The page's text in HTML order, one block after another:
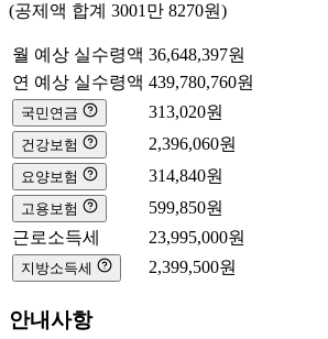
(공제액 합계 3001만 8270원)
월 예상 실수령액 36,648,397원
연 예상 실수령액 439,780,760원
국민연금 313,020원
건강보험 2,396,060원
요양보험 314,840원
고용보험 599,850원
근로소득세
23,995,000원
지방소득세 2,399,500원
안내사항